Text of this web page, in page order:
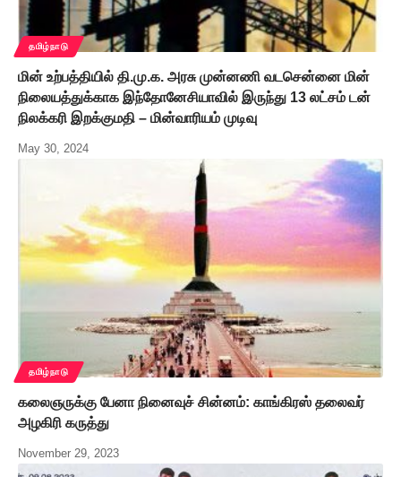
தமிழ்நாடு
மின் உற்பத்தியில் தி.மு.க. அரசு முன்னணி வடசென்னை மின்
நிலையத்துக்காக இந்தோனேசியாவில் இருந்து 13 லட்சம் டன்
நிலக்கரி இறக்குமதி – மின்வாரியம் முடிவு
May 30, 2024
தமிழ்நாடு
கலைஞருக்கு பேனா நினைவுச் சின்னம்: காங்கிரஸ் தலைவர்
அழகிரி கருத்து
November 29, 2023